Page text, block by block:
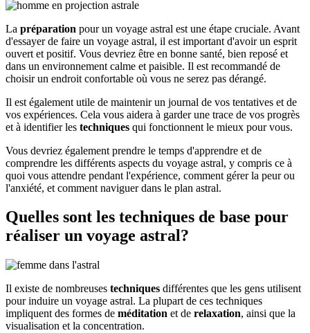
La préparation pour un voyage astral est une étape cruciale. Avant
d'essayer de faire un voyage astral, il est important d'avoir un esprit
ouvert et positif. Vous devriez être en bonne santé, bien reposé et
dans un environnement calme et paisible. Il est recommandé de
choisir un endroit confortable où vous ne serez pas dérangé.
Il est également utile de maintenir un journal de vos tentatives et de
vos expériences. Cela vous aidera à garder une trace de vos progrès
et à identifier les techniques qui fonctionnent le mieux pour vous.
Vous devriez également prendre le temps d'apprendre et de
comprendre les différents aspects du voyage astral, y compris ce à
quoi vous attendre pendant l'expérience, comment gérer la peur ou
l'anxiété, et comment naviguer dans le plan astral.
Quelles sont les techniques de base pour
réaliser un voyage astral?
Il existe de nombreuses techniques différentes que les gens utilisent
pour induire un voyage astral. La plupart de ces techniques
impliquent des formes de méditation et de relaxation, ainsi que la
visualisation et la concentration.